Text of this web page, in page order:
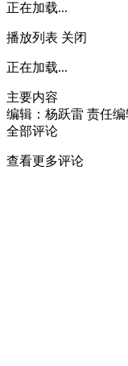
正在加载...
播放列表 关闭
正在加载...
主要内容
编辑：杨跃雷 责任
全部评论
查看更多评论